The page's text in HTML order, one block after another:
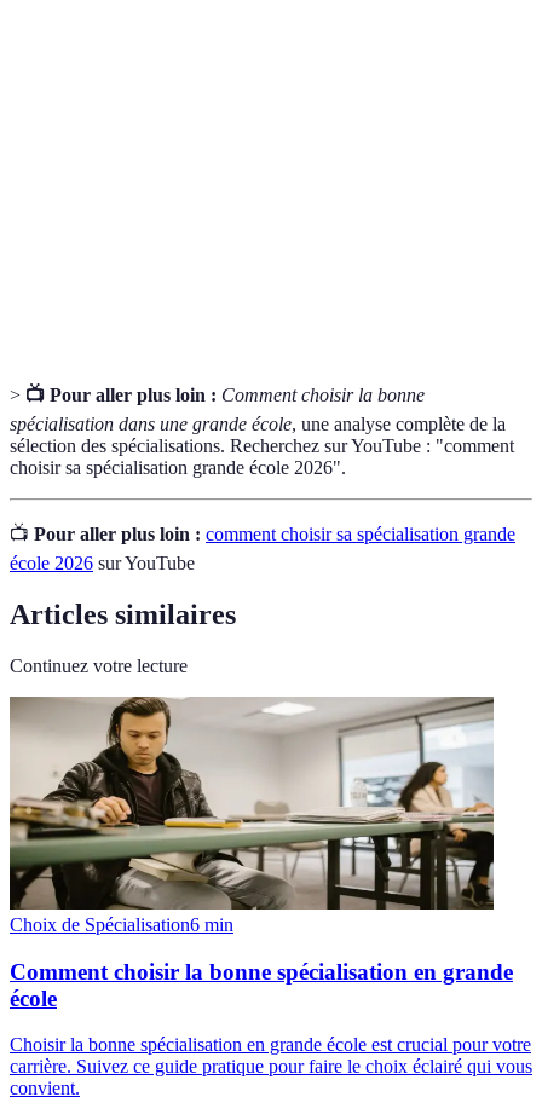
> 📺 Pour aller plus loin : Comment choisir la bonne
spécialisation dans une grande école, une analyse complète de la
sélection des spécialisations. Recherchez sur YouTube : "comment
choisir sa spécialisation grande école 2026".
📺 Pour aller plus loin : comment choisir sa spécialisation grande
école 2026 sur YouTube
Articles similaires
Continuez votre lecture
Choix de Spécialisation6 min
Comment choisir la bonne spécialisation en grande
école
Choisir la bonne spécialisation en grande école est crucial pour votre
carrière. Suivez ce guide pratique pour faire le choix éclairé qui vous
convient.